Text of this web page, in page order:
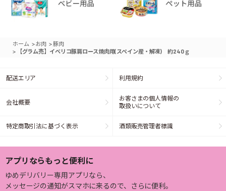
ホーム >お肉 >豚肉
> 【グラム売】イベリコ豚肩ロース焼肉用(スペイン産・解凍) 約240ｇ
配送エリア 利用規約
会社概要
お客さまの個人情報の
取扱いについて
特定商取引法に基づく表示 酒類販売管理者標識
アプリならもっと便利に
ゆめデリバリー専用アプリなら、
メッセージの通知がスマホに来るので、さらに便利。